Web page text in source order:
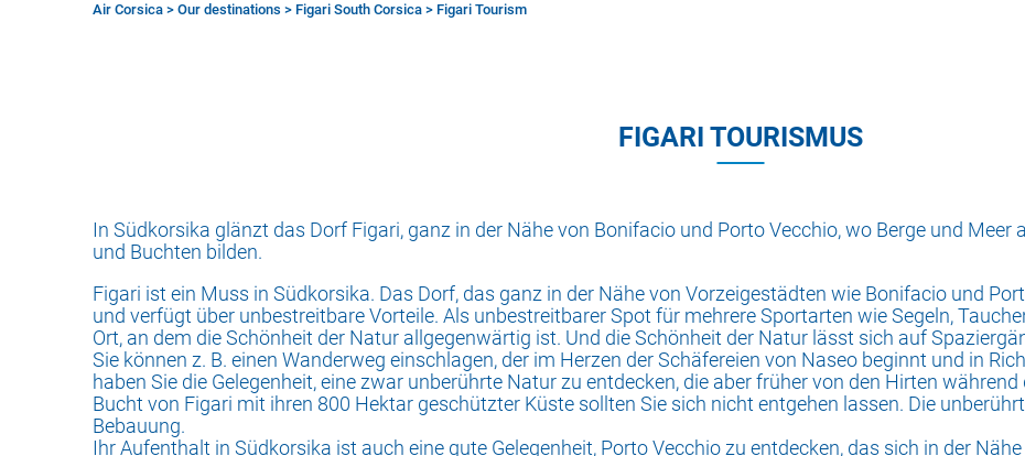
Breadcrumb
Air Corsica > Our destinations > Figari South Corsica > Figari Tourism
FIGARI TOURISMUS
In Südkorsika glänzt das Dorf Figari, ganz in der Nähe von Bonifacio und Porto Vecchio, wo Berge und
und Buchten bilden.
Figari ist ein Muss in Südkorsika. Das Dorf, das ganz in der Nähe von Vorzeigestädten wie Bonifacio und
und verfügt über unbestreitbare Vorteile. Als unbestreitbarer Spot für mehrere Sportarten wie Segeln,
Ort, an dem die Schönheit der Natur allgegenwärtig ist. Und die Schönheit der Natur lässt sich auf
Sie können z. B. einen Wanderweg einschlagen, der im Herzen der Schäfereien von Naseo beginnt und in
haben Sie die Gelegenheit, eine zwar unberührte Natur zu entdecken, die aber früher von den Hirten
Bucht von Figari mit ihren 800 Hektar geschützter Küste sollten Sie sich nicht entgehen lassen. Die
Bebauung.
Ihr Aufenthalt in Südkorsika ist auch eine gute Gelegenheit, Porto Vecchio zu entdecken, das sich in der